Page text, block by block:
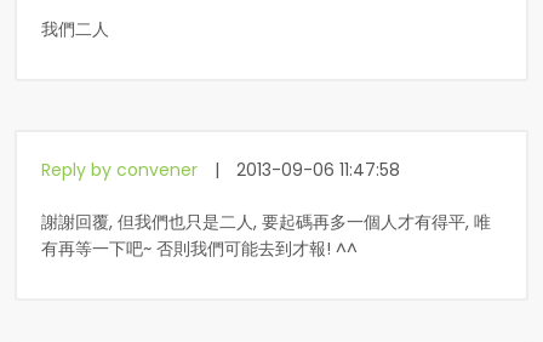
我們二人
Reply by convener | 2013-09-06 11:47:58
謝謝回覆, 但我們也只是二人, 要起碼再多一個人才有得平, 唯
有再等一下吧~ 否則我們可能去到才報! ^^